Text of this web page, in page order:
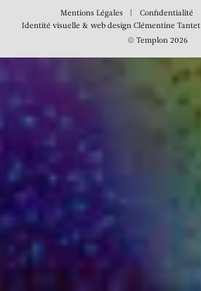
Mentions Légales Confidentialité
Identité visuelle & web designClémentine Tantet
© Templon 2026